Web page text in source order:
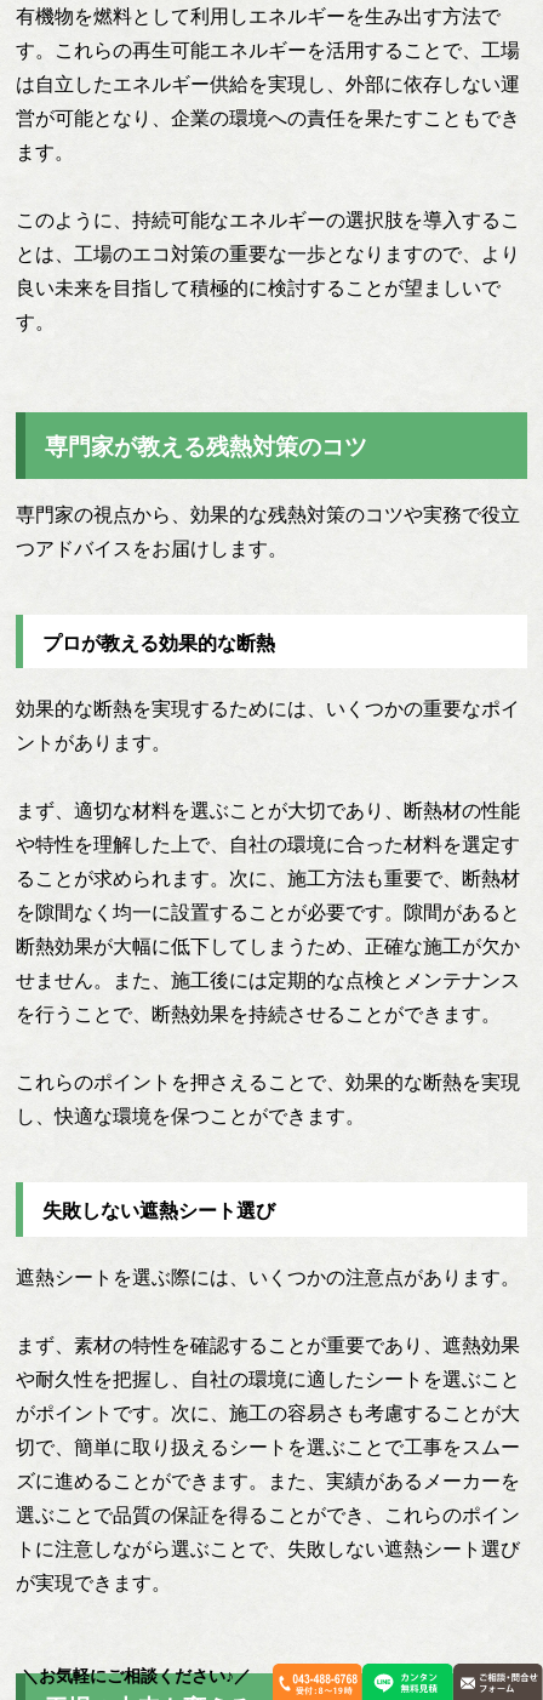
有機物を燃料として利用しエネルギーを生み出す方法で
す。これらの再生可能エネルギーを活用することで、工場
は自立したエネルギー供給を実現し、外部に依存しない運
営が可能となり、企業の環境への責任を果たすこともでき
ます。
このように、持続可能なエネルギーの選択肢を導入するこ
とは、工場のエコ対策の重要な一歩となりますので、より
良い未来を目指して積極的に検討することが望ましいで
す。
専門家が教える残熱対策のコツ
専門家の視点から、効果的な残熱対策のコツや実務で役立
つアドバイスをお届けします。
プロが教える効果的な断熱
効果的な断熱を実現するためには、いくつかの重要なポイ
ントがあります。
まず、適切な材料を選ぶことが大切であり、断熱材の性能
や特性を理解した上で、自社の環境に合った材料を選定す
ることが求められます。次に、施工方法も重要で、断熱材
を隙間なく均一に設置することが必要です。隙間があると
断熱効果が大幅に低下してしまうため、正確な施工が欠か
せません。また、施工後には定期的な点検とメンテナンス
を行うことで、断熱効果を持続させることができます。
これらのポイントを押さえることで、効果的な断熱を実現
し、快適な環境を保つことができます。
失敗しない遮熱シート選び
遮熱シートを選ぶ際には、いくつかの注意点があります。
まず、素材の特性を確認することが重要であり、遮熱効果
や耐久性を把握し、自社の環境に適したシートを選ぶこと
がポイントです。次に、施工の容易さも考慮することが大
切で、簡単に取り扱えるシートを選ぶことで工事をスムー
ズに進めることができます。また、実績があるメーカーを
選ぶことで品質の保証を得ることができ、これらのポイン
トに注意しながら選ぶことで、失敗しない遮熱シート選び
が実現できます。
＼お気軽にご相談ください♪／